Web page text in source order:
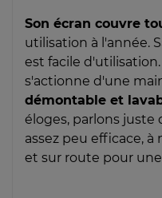
Son écran couvre
utilisation à l'année.
est facile d'utilisation.
s'actionne d'une
démontable et
éloges, parlons juste
assez peu efficace,
et sur route pour